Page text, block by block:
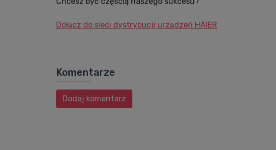
Dołącz do sieci dystrybucji urządzeń HAIER
Komentarze
Dodaj komentarz